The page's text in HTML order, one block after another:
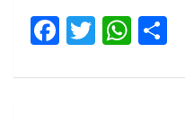
F
ce
T
tt
W
at